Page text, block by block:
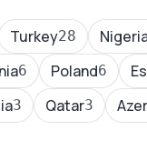
Turkey28
6 Poland6
3 Qatar3